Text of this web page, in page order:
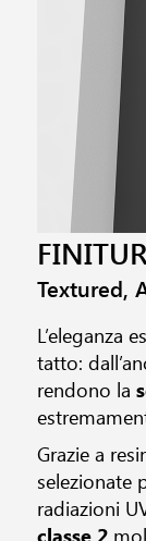
Textured,
L’eleganza
tatto:
rendono la
Grazie a
selezionate
radiazioni
classe 2